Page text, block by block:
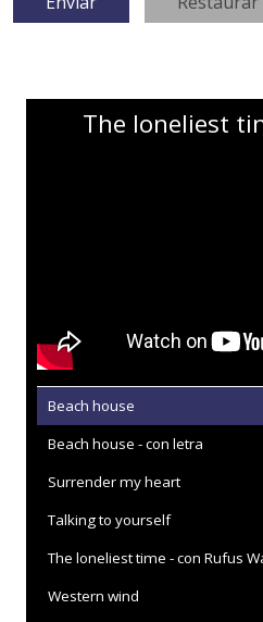
The loneliest
Beach house
Beach house - con letra
Surrender my heart
Talking to yourself
The loneliest time - con Rufus
Western wind